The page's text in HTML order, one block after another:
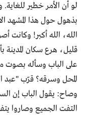
لو أن الأمر خطير
بذهول حول هذا المشهد
الله، الله أكبر! وكانت
قليل، هرع سكان المدينة
على الباب وسأله
المحل وسرقه؟ قرّب "عبد
وصاح: يقول الباب إن
التفت الجميع وصاروا